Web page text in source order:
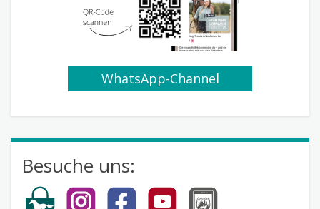
WhatsApp-Channel
Besuche uns: